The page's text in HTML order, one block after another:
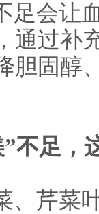
足会让
通过补
胆固醇
不足，
、芹菜